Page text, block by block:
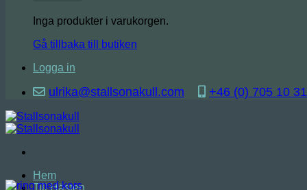
Inga produkter i varukorgen.
Gå tillbaka till butiken
Logga in
ulrika@stallsonakull.com +46 (0) 705 10
Hem
Till Hästen